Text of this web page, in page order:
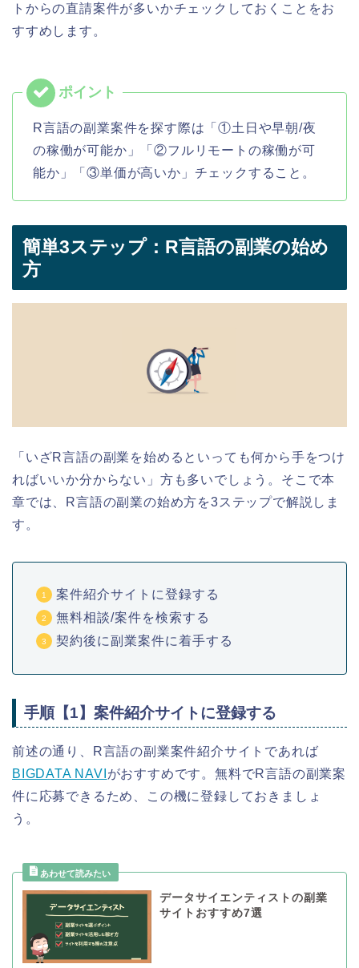
トからの直請案件が多いかチェックしておくことをお
すすめします。
R言語の副業案件を探す際は「①土日や早朝/夜
の稼働が可能か」「②フルリモートの稼働が可
能か」「③単価が高いか」チェックすること。
簡単3ステップ：R言語の副業の始め
方
「いざR言語の副業を始めるといっても何から手をつけ
ればいいか分からない」方も多いでしょう。そこで本
章では、R言語の副業の始め方を3ステップで解説しま
す。
案件紹介サイトに登録する
無料相談/案件を検索する
契約後に副業案件に着手する
手順【1】案件紹介サイトに登録する
前述の通り、R言語の副業案件紹介サイトであれば
BIGDATA NAVI がおすすめです。無料でR言語の副業案
件に応募できるため、この機に登録しておきましょ
う。
データサイエンティストの副業
サイトおすすめ7選